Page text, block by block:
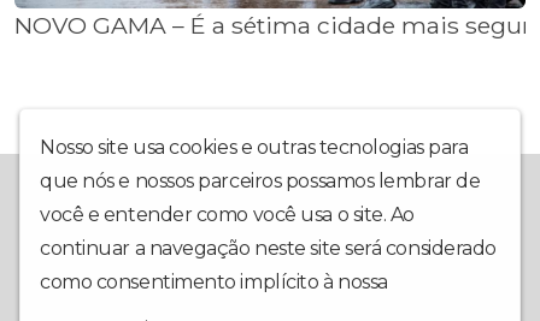
NOVO GAMA – É a sétima cidade mais
Nosso site usa cookies e outras tecnologias para
que nós e nossos parceiros possamos lembrar de
você e entender como você usa o site. Ao
continuar a navegação neste site será considerado
como consentimento implícito à nossa
.
Mais do que um retrato fiel dos fatos, a ENTORNO SUL WEB TV
traz informações claras dos fatos políticos do Entorno Sul do
ENTORNO SUL WEB TV está qualificada para ser assistida onde
você estiver. NO BRASIL E NO MUNDO, pois somos uma TV na